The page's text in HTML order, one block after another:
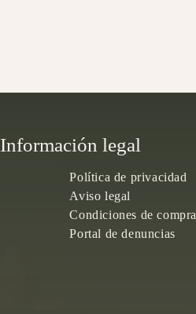
Información legal
Política de privacidad
Aviso legal
Condiciones de compra
Portal de denuncias